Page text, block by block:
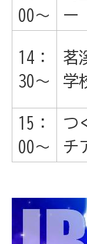
00～
ー
14：
30～
茗
学
15：
00～
つ
チ